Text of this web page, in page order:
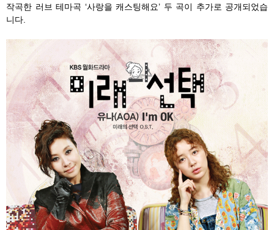
작곡한 러브 테마곡 ‘사랑을 캐스팅해요’ 두 곡이 추가로 공개되었습
니다.